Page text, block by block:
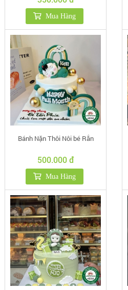
Mua Hàng
Bánh Nặn Thôi Nôi bé Rắn
500.000 đ
Mua Hàng